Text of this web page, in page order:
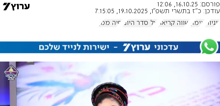
פורסם: 16.10.25, 12:06
עודכן: כ"ז בתשרי תשפ"ו, 19.10.2025, 7:15:05
זוגיות
אימון שווה קריאה על סדר היום חיה ממן